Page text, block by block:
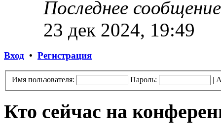
Последнее сообщение
23 дек 2024, 19:49
Вход • Регистрация
Имя пользователя: Пароль: |
Кто сейчас на